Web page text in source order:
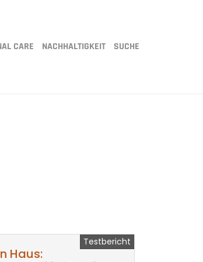
CARE NACHHALTIGKEIT SUCHE
Testbericht
Haus: